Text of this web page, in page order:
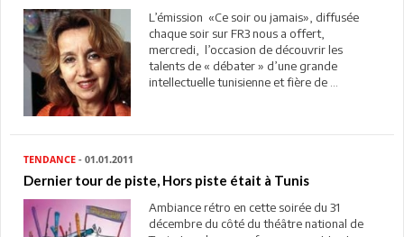
L’émission «Ce soir ou jamais», diffusée
chaque soir sur FR3 nous a offert,
mercredi, l’occasion de découvrir les
talents de « débater » d’une grande
intellectuelle tunisienne et fière de ...
TENDANCE - 01.01.2011
Dernier tour de piste, Hors piste était à Tunis
Ambiance rétro en cette soirée du 31
décembre du côté du théâtre national de